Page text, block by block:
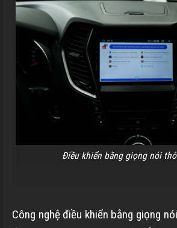
Điều khiển bằng giọng nói
Công nghệ điều khiển bằng giọng